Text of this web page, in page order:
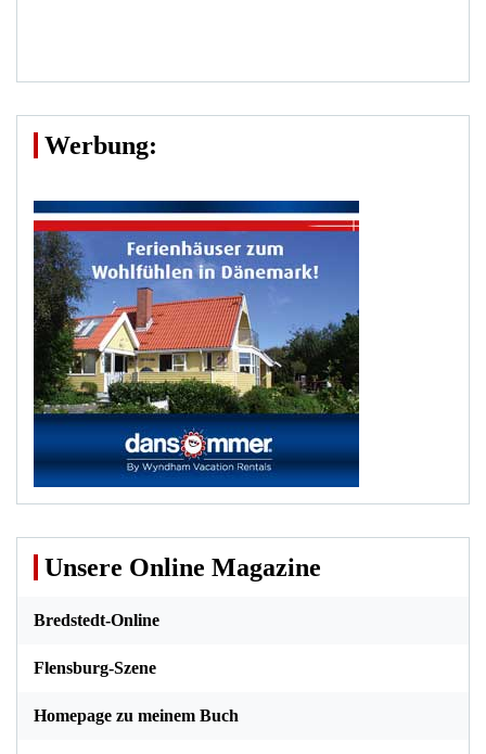
Werbung:
Unsere Online Magazine
Bredstedt-Online
Flensburg-Szene
Homepage zu meinem Buch